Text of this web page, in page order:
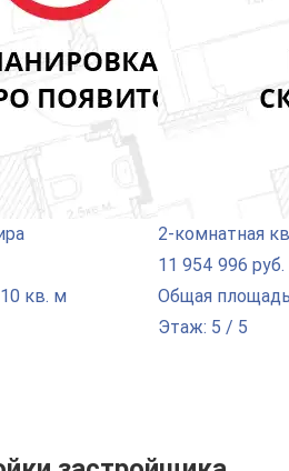
кв. м
2-комнатная
11 954 996 руб.
Общая
Этаж: 5 / 5